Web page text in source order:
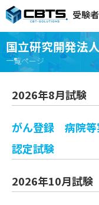
受験
国立研究開発法
一覧ページ
2026年8月試験
がん登録 病院等
認定試験
2026年10月試験